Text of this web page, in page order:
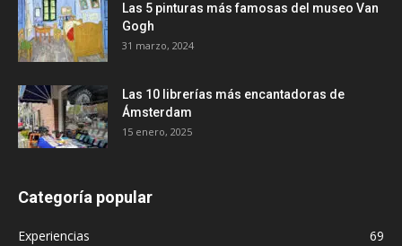
Las 5 pinturas más famosas del museo Van
Gogh
31 marzo, 2024
Las 10 librerías más encantadoras de
Ámsterdam
15 enero, 2025
Categoría popular
Experiencias
69